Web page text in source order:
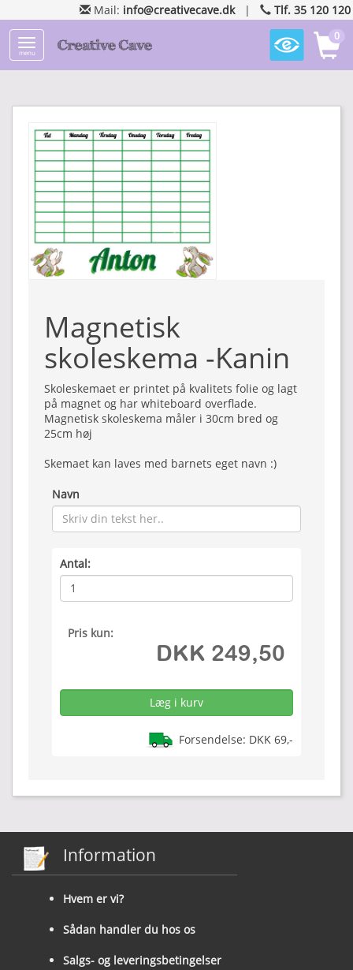
Mail: info@creativecave.dk| Tlf. 35 120 120
menu
0
Magnetisk
skoleskema -Kanin
Skoleskemaet er printet på kvalitets folie og lagt
på magnet og har whiteboard overflade.
Magnetisk skoleskema måler i 30cm bred og
25cm høj
Skemaet kan laves med barnets eget navn :)
Navn
Antal:
Pris kun:
DKK 249,50
Forsendelse: DKK 69,-
Information
Hvem er vi?
Sådan handler du hos os
Salgs- og leveringsbetingelser